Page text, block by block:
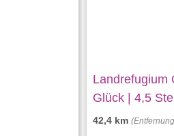
Landrefugium
Glück | 4,5
42,4 km